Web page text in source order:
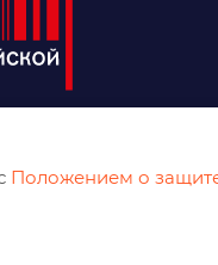
Положением о